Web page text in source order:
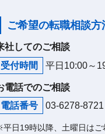
ご希望の転職相談
社してのご相談
受付時間
平日10:00～
電話でのご相談
電話番号
03-6278-8721
日19時以降、土曜日はご